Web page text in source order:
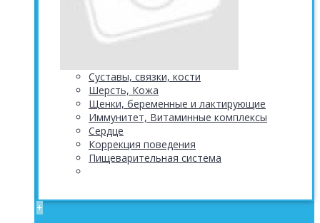
Суставы, связки, кости
Шерсть, Кожа
Щенки, беременные и лактирующие
Иммунитет, Витаминные комплексы
Сердце
Коррекция поведения
Пищеварительная система
+